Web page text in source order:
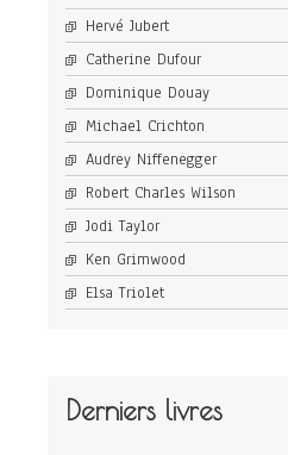
Hervé Jubert
Catherine Dufour
Dominique Douay
Michael Crichton
Audrey Niffenegger
Robert Charles Wilson
Jodi Taylor
Ken Grimwood
Elsa Triolet
Derniers livres